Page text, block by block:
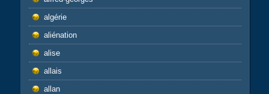
algérie
aliénation
alise
allais
allan